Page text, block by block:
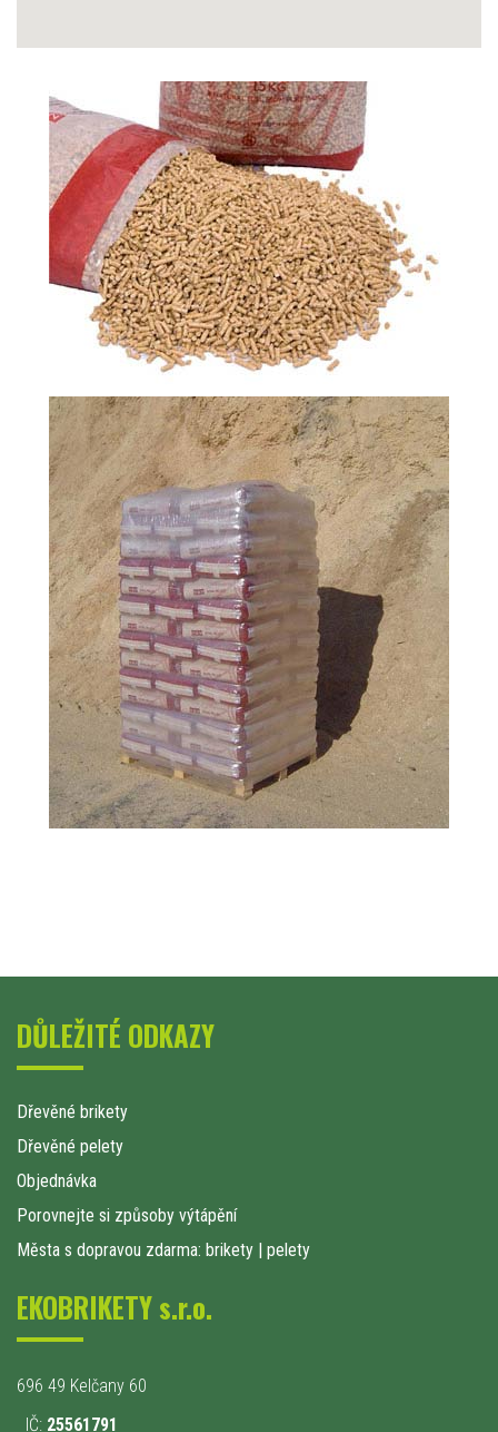
DŮLEŽITÉ ODKAZY
Dřevěné brikety
Dřevěné pelety
Objednávka
Porovnejte si způsoby výtápění
Města s dopravou zdarma: brikety | pelety
EKOBRIKETY s.r.o.
696 49 Kelčany 60
IČ: 25561791